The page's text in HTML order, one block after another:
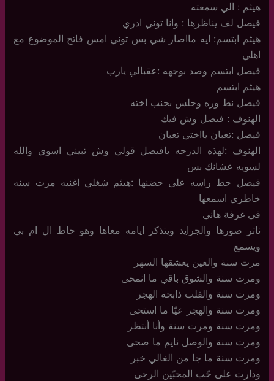
هيثم : الي سمعته
فيصل لف يناظرها : وانا توني ادري
هيثم ابتسم: ايه مااصار شي بس توني امس فاتح الموضوع مع
اهلي
فيصل ابتسم وصد بوجهه :عقبالي يارب
هيثم ابتسم
فيصل نط وره وجلس بجنب اخته
الهنوف : فيصل وش فيك
فيصل :تعبان يااختي تعبان
الهنوف :لهذه الدرجه يافيصل قولي وش تبيني اسوي والله
لسويه عشانك بس
فيصل حط راسه على حضنها :هيثم شغلي اغنيه مرت سنه
خاطري اسمعها
في غرفة هاني
ناثر صورها والجرايد ويتذكر ايامه معاها وهو حاط ال ام بي
ويسمع
مرت سنة والعين يعشقها السهر
ومرت سنة والشوق باقي ما انمحى
ومرت سنة والقلب ذابحه الهجر
ومرت سنة والهجر عيّا ما استحى
ومرت سنة ومرت سنة وأنا أنتظر
ومرت سنة والوصل نايم ما صحى
ومرت سنة ما جا من الغالي خبر
ودارت على حّب المحبّين الرحى